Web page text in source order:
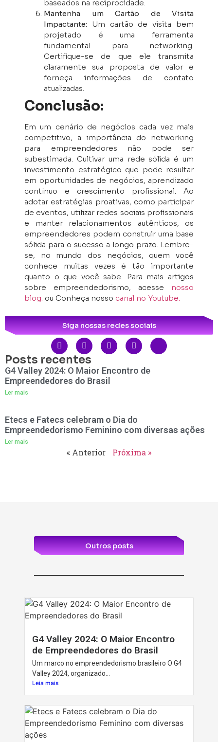
baseados na reciprocidade.
Mantenha um Cartão de Visita
Impactante: Um cartão de visita bem
projetado é uma ferramenta
fundamental para networking.
Certifique-se de que ele transmita
claramente sua proposta de valor e
forneça informações de contato
atualizadas.
Conclusão:
Em um cenário de negócios cada vez mais
competitivo, a importância do networking
para empreendedores não pode ser
subestimada. Cultivar uma rede sólida é um
investimento estratégico que pode resultar
em oportunidades de negócios, aprendizado
contínuo e crescimento profissional. Ao
adotar estratégias proativas, como participar
de eventos, utilizar redes sociais profissionais
e manter relacionamentos autênticos, os
empreendedores podem construir uma base
sólida para o sucesso a longo prazo. Lembre-
se, no mundo dos negócios, quem você
conhece muitas vezes é tão importante
quanto o que você sabe. Para mais artigos
sobre empreendedorismo, acesse nosso
blog. ou Conheça nosso canal no Youtube.
Siga nossas redes sociais
Posts recentes
G4 Valley 2024: O Maior Encontro de
Empreendedores do Brasil
Ler mais
Etecs e Fatecs celebram o Dia do
Empreendedorismo Feminino com diversas ações
Ler mais
« Anterior Próxima »
Outros posts
G4 Valley 2024: O Maior Encontro
de Empreendedores do Brasil
Um marco no empreendedorismo brasileiro O G4
Valley 2024, organizado...
Leia mais